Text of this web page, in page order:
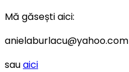
Mă găsești aici:
anielaburlacu@yahoo.com
sauaici